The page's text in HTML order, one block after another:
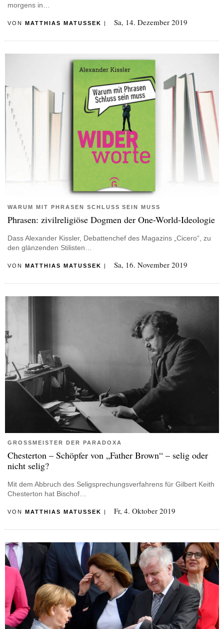
morgens in…
VON MATTHIAS MATUSSEK | Sa, 14. Dezember 2019
WARUM MIT PHRASEN SCHLUSS SEIN MUSS
Phrasen: zivilreligiöse Dogmen der One-World-Ideologie
Dass Alexander Kissler, Debattenchef des Magazins „Cicero“, zu
den glänzenden Stilisten…
VON MATTHIAS MATUSSEK Sa, 16. November 2019
GROSSMEISTER DER PARADOXA
Chesterton – Schöpfer von „Father Brown“ – selig oder
nicht selig?
Mit dem Abbruch des Seligsprechungsverfahrens für Gilbert Keith
Chesterton hat Bischof…
VON MATTHIAS MATUSSEK | Fr, 4. Oktober 2019